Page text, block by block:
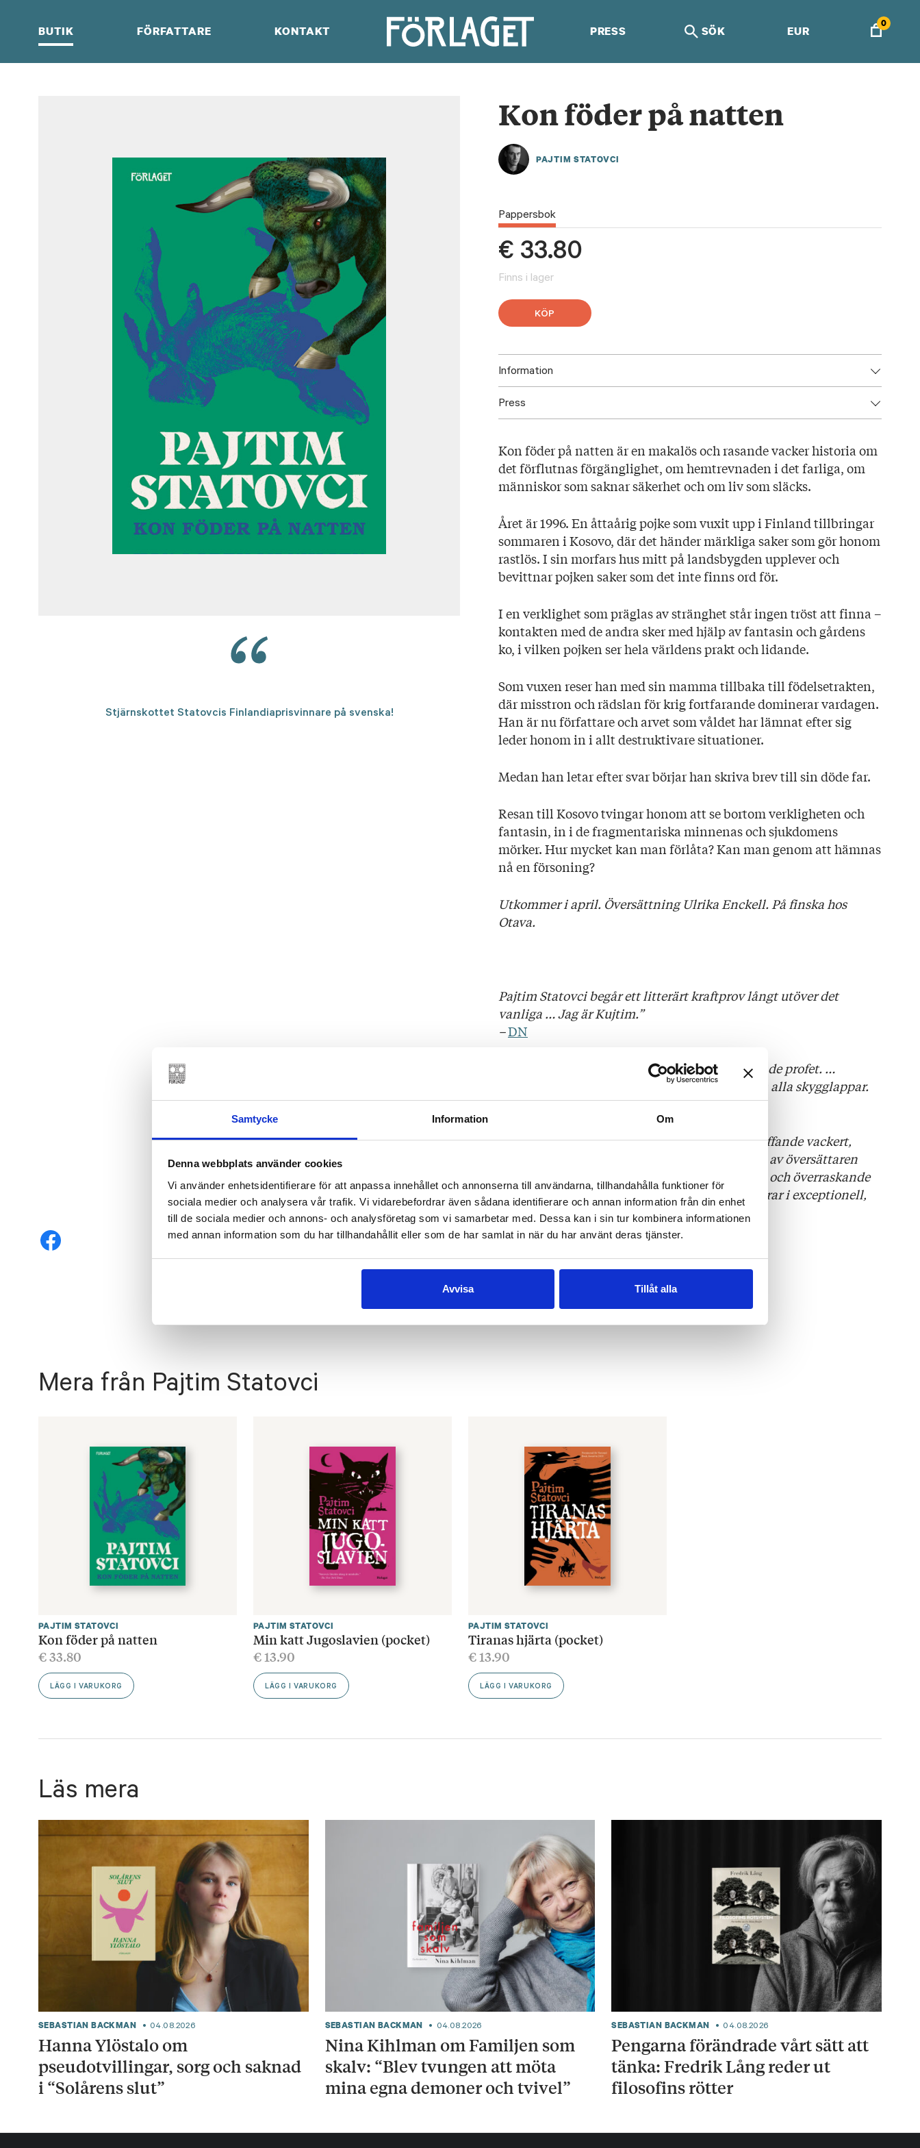
Samtycke Information Om
Denna webbplats använder cookies
Vi använder enhetsidentifierare för att anpassa innehållet och annonserna till användarna, tillhandahålla funktioner för
sociala medier och analysera vår trafik. Vi vidarebefordrar även sådana identifierare och annan information från din enhet
till de sociala medier och annons- och analysföretag som vi samarbetar med. Dessa kan i sin tur kombinera informationen
med annan information som du har tillhandahållit eller som de har samlat in när du har använt deras tjänster.
Avvisa Tillåt alla
BUTIK FÖRFATTARE KONTAKT PRESS SÖK EUR
0
Stjärnskottet Statovcis Finlandiaprisvinnare på svenska!
Kon föder på natten
PAJTIM STATOVCI
Pappersbok
€ 33.80
Finns i lager
KÖP
Information
ISBN: 9789523336841
Titel: Kon föder på natten
Språk: Svenska
Sidantal: 290
Omslag: Piia Aho & Mirella Mäkilä
Press
Kon föder på natten är en makalös och rasande vacker historia om
det förflutnas förgänglighet, om hemtrevnaden i det farliga, om
människor som saknar säkerhet och om liv som släcks.
Året är 1996. En åttaårig pojke som vuxit upp i Finland tillbringar
sommaren i Kosovo, där det händer märkliga saker som gör honom
rastlös. I sin morfars hus mitt på landsbygden upplever och
bevittnar pojken saker som det inte finns ord för.
I en verklighet som präglas av stränghet står ingen tröst att finna –
kontakten med de andra sker med hjälp av fantasin och gårdens
ko, i vilken pojken ser hela världens prakt och lidande.
Som vuxen reser han med sin mamma tillbaka till födelsetrakten,
där misstron och rädslan för krig fortfarande dominerar vardagen.
Han är nu författare och arvet som våldet har lämnat efter sig
leder honom in i allt destruktivare situationer.
Medan han letar efter svar börjar han skriva brev till sin döde far.
Resan till Kosovo tvingar honom att se bortom verkligheten och
fantasin, in i de fragmentariska minnenas och sjukdomens
mörker. Hur mycket kan man förlåta? Kan man genom att hämnas
nå en försoning?
Utkommer i april. Översättning Ulrika Enckell. På finska hos
Otava.
Pajtim Statovci begår ett litterärt kraftprov långt utöver det
vanliga … Jag är Kujtim.”
–DN
Pajtim Statovci är tröstlöshetens mest bländande profet. …
litteratur i Nobelprisklass med en blick bortom alla skygglappar.
–Åbo Underrättelser
5/5 – briljant:…Misären tecknas med ett förbluffande vackert,
stundtals surrealistiskt språk, tonsäkert fångat av översättaren
Ulrika Enckell. Den frenetiska, laddade prosan och överraskande
liknelser framhäver en mörk humor och resulterar i exceptionell,
outplånlig litteratur.
–BTJ
Mera från Pajtim Statovci
PAJTIM STATOVCI
Kon föder på natten
€33.80
LÄGG I VARUKORG
PAJTIM STATOVCI
Min katt Jugoslavien (pocket)
€13.90
LÄGG I VARUKORG
PAJTIM STATOVCI
Tiranas hjärta (pocket)
€13.90
LÄGG I VARUKORG
Läs mera
SEBASTIAN BACKMAN 04.08.2026
Hanna Ylöstalo om
pseudotvillingar, sorg och saknad
i “Solårens slut”
SEBASTIAN BACKMAN 04.08.2026
Nina Kihlman om Familjen som
skalv: “Blev tvungen att möta
mina egna demoner och tvivel”
SEBASTIAN BACKMAN 04.08.2026
Pengarna förändrade vårt sätt att
tänka: Fredrik Lång reder ut
filosofins rötter